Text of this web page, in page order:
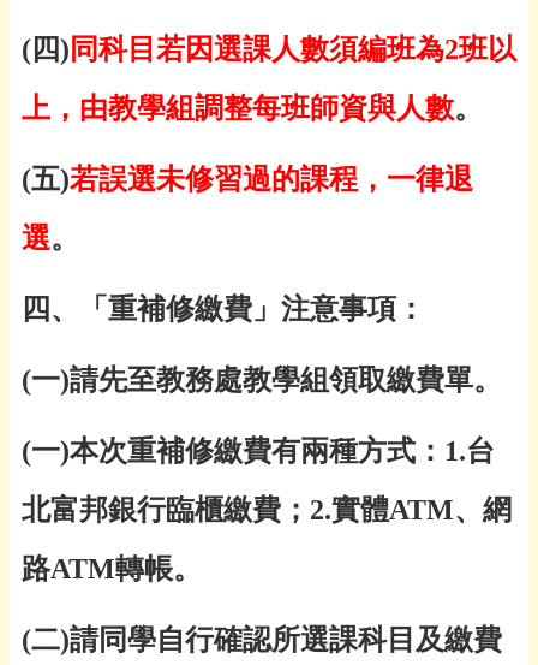
(四)同科目若因選課人數須編班為2班以
上，由教學組調整每班師資與人數。
(五)若誤選未修習過的課程，一律退
選。
四、「 重補修繳費 」注意事項：
(一)請先至教務處教學組領取繳費單。
(一)本次重補修繳費有兩種方式： 1.台
北富邦銀行臨櫃繳費； 2.實體ATM、網
路ATM轉帳。
(二)請同學自行確認所選課科目及繳費